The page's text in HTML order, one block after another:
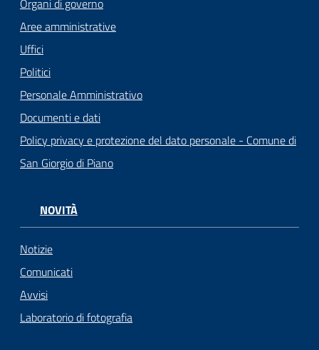
Organi di governo
Aree amministrative
Uffici
Politici
Personale Amministrativo
Documenti e dati
Policy privacy e protezione del dato personale - Comune di
San Giorgio di Piano
NOVITÀ
Notizie
Comunicati
Avvisi
Laboratorio di fotografia